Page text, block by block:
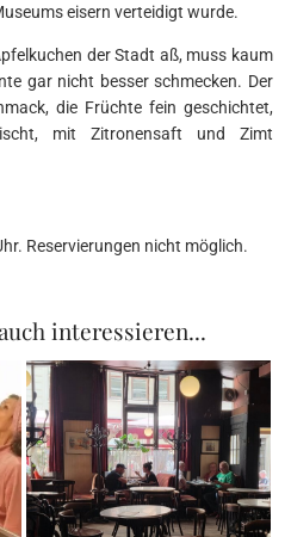
eisern verteidigt wurde.
der Stadt aß, muss kaum
gar nicht besser schmecken. Der
die Früchte fein geschichtet,
mit Zitronensaft und Zimt
Reservierungen nicht möglich.
interessieren...